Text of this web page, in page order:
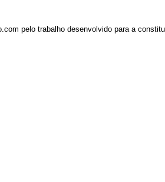
pelo trabalho desenvolvido para a